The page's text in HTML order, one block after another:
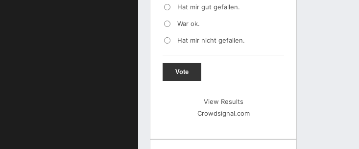
Hat mir gut gefallen.
War ok.
Hat mir nicht gefallen.
Vote
View Results
Crowdsignal.com